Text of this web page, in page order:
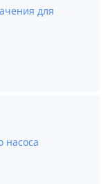
для
насоса